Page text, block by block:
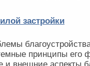
застройки
принципы его